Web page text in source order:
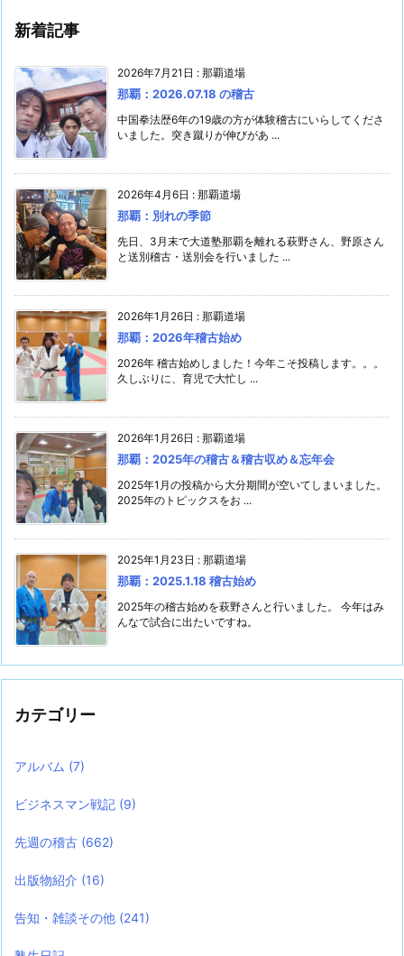
新着記事
2026年7月21日 : 那覇道場
那覇：2026.07.18 の稽古
中国拳法歴6年の19歳の方が体験稽古にいらしてくださ
いました。突き蹴りが伸びがあ ...
2026年4月6日 : 那覇道場
那覇：別れの季節
先日、3月末で大道塾那覇を離れる萩野さん、野原さん
と送別稽古・送別会を行いました ...
2026年1月26日 : 那覇道場
那覇：2026年稽古始め
2026年 稽古始めしました！今年こそ投稿します。。。
久しぶりに、育児で大忙し ...
2026年1月26日 : 那覇道場
那覇：2025年の稽古＆稽古収め＆忘年会
2025年1月の投稿から大分期間が空いてしまいました。
2025年のトピックスをお ...
2025年1月23日 : 那覇道場
那覇：2025.1.18 稽古始め
2025年の稽古始めを萩野さんと行いました。 今年はみ
んなで試合に出たいですね。
カテゴリー
アルバム (7)
ビジネスマン戦記 (9)
先週の稽古 (662)
出版物紹介 (16)
告知・雑談その他 (241)